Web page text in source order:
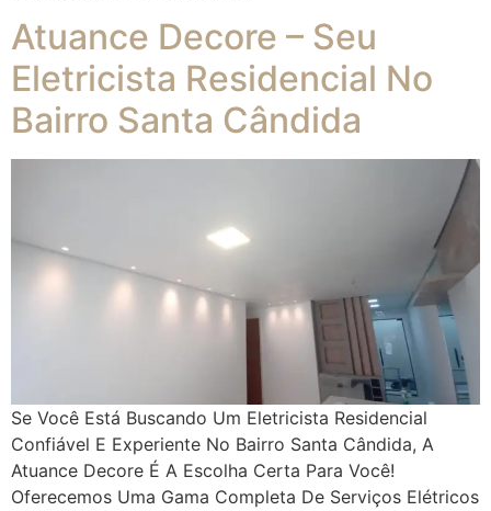
Atuance Decore – Seu
Eletricista Residencial No
Bairro Santa Cândida
Se Você Está Buscando Um Eletricista Residencial
Confiável E Experiente No Bairro Santa Cândida, A
Atuance Decore É A Escolha Certa Para Você!
Oferecemos Uma Gama Completa De Serviços Elétricos